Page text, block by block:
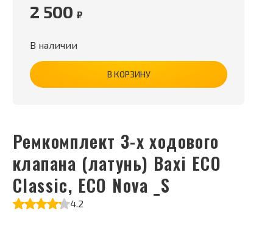
Ремкомплект 3-х ходового
клапана (латунь) Baxi ECO
Classic, ECO Nova _S
4.2
2 500 ₽
В наличии
В КОРЗИНУ